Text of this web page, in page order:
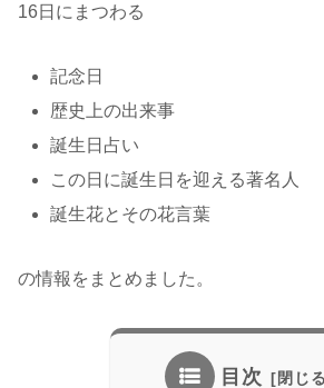
16日にまつわる
記念日
歴史上の出来事
誕生日占い
この日に誕生日を迎える著名人
誕生花とその花言葉
の情報をまとめました。
目次